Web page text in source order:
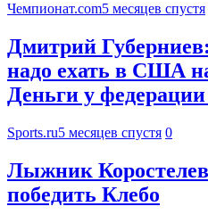
Чемпионат.com5 месяцев спустя
Дмитрий
надо ехать в США
Деньги у федерации
Sports.ru5 месяцев спустя 0
Лыжник
победить Клебо